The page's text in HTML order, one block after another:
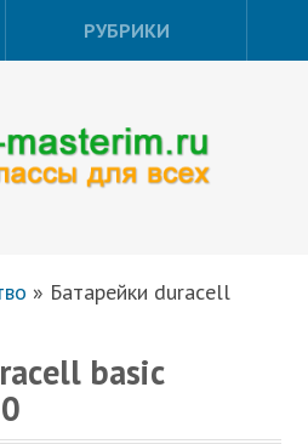
РУБРИКИ
» Батарейки duracell
basic